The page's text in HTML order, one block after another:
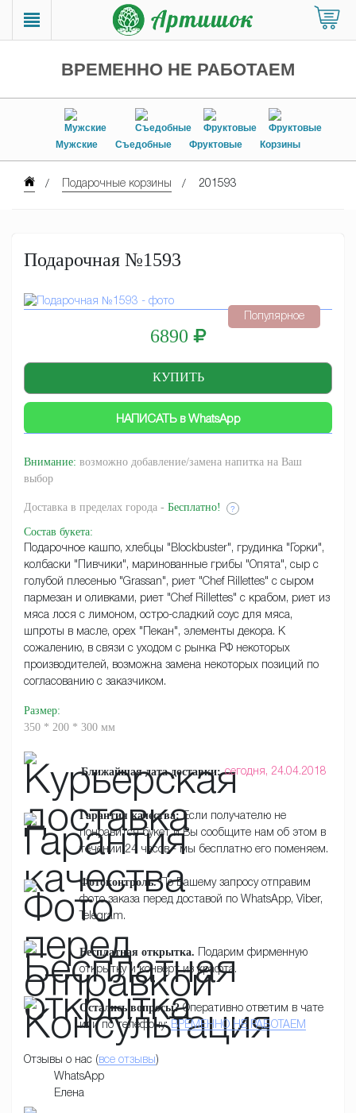
ВРЕМЕННО НЕ РАБОТАЕМ
Мужские Съедобные Фруктовые Корзины
Подарочные корзины 201593
Популярное
Подарочная №1593
6890
НАПИСАТЬ в WhatsApp
Внимание: возможно добавление/замена напитка на Ваш
выбор
Доставка в пределах города - Бесплатно! ?
Состав букета:
Подарочное кашпо, хлебцы "Blockbuster", грудинка "Горки",
колбаски "Пивчики", маринованные грибы "Опята", сыр с
голубой плесенью "Grassan", риет "Chef Rillettes" с сыром
пармезан и оливками, риет "Chef Rillettes" с крабом, риет из
мяса лося с лимоном, остро-сладкий соус для мяса,
шпроты в масле, орех "Пекан", элементы декора. К
сожалению, в связи с уходом с рынка РФ некоторых
производителей, возможна замена некоторых позиций по
согласованию с заказчиком.
Размер:
350 * 200 * 300 мм
Ближайшая дата доставки: сегодня, 24.04.2018
Гарантия качества:Если получателю не
понравится букет и Вы сообщите нам об этом в
течении 24 часов - мы бесплатно его поменяем.
Фотоконтроль.По Вашему запросу отправим
фото заказа перед доставой по WhatsApp, Viber,
Telegram.
Бесплатная открытка. Подарим фирменную
открытку и конверт из крафта.
Остались вопросы?Оперативно ответим в чате
или по телефону: ВРЕМЕННО НЕ РАБОТАЕМ
Отзывы о нас ( все отзывы )
WhatsApp
Елена